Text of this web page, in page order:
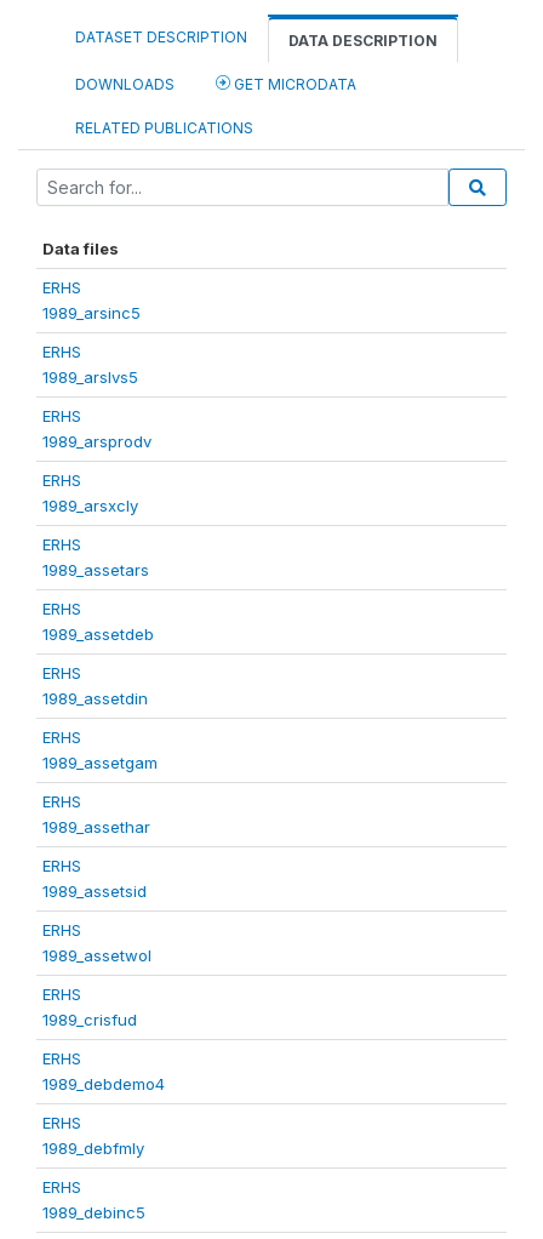
DATASET DESCRIPTION DATA DESCRIPTION
DOWNLOADS GET MICRODATA
RELATED PUBLICATIONS
Data files
ERHS
1989_arsinc5
ERHS
1989_arslvs5
ERHS
1989_arsprodv
ERHS
1989_arsxcly
ERHS
1989_assetars
ERHS
1989_assetdeb
ERHS
1989_assetdin
ERHS
1989_assetgam
ERHS
1989_assethar
ERHS
1989_assetsid
ERHS
1989_assetwol
ERHS
1989_crisfud
ERHS
1989_debdemo4
ERHS
1989_debfmly
ERHS
1989_debinc5